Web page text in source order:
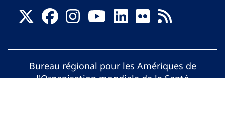
Bureau régional pour les Amériques de
l'Organisation mondiale de la Santé